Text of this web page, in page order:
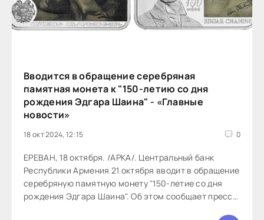
Вводится в обращение серебряная
памятная монета к "150-летию со дня
рождения Эдгара Шаина" - «Главные
новости»
18 окт 2024, 12:15 0
ЕРЕВАН, 18 октября. /АРКА/. Центральный банк
Республики Армения 21 октября вводит в обращение
серебряную памятную монету "150-летие со дня
рождения Эдгара Шаина". Об этом сообщает пресс-